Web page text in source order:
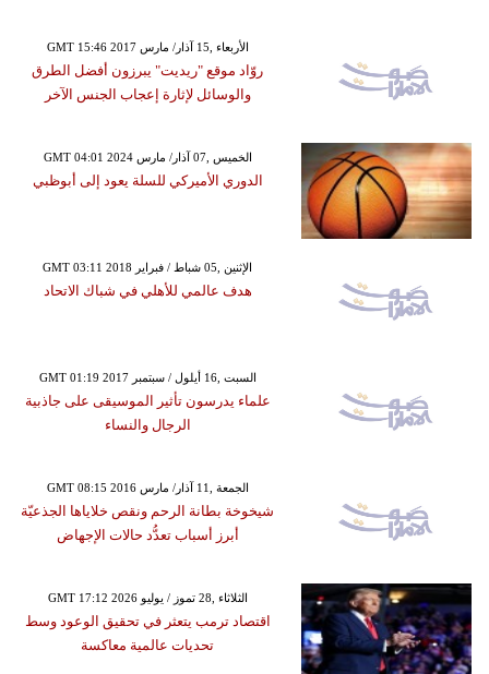
GMT 15:46 2017 الأربعاء ,15 آذار/ مارس
روّاد موقع "ريديت" يبرزون أفضل الطرق
والوسائل لإثارة إعجاب الجنس الآخر
GMT 04:01 2024 الخميس ,07 آذار/ مارس
الدوري الأميركي للسلة يعود إلى أبوظبي
GMT 03:11 2018 الإثنين ,05 شباط / فبراير
هدف عالمي للأهلي في شباك الاتحاد
GMT 01:19 2017 السبت ,16 أيلول / سبتمبر
علماء يدرسون تأثير الموسيقى على جاذبية
الرجال والنساء
GMT 08:15 2016 الجمعة ,11 آذار/ مارس
شيخوخة بطانة الرحم ونقص خلاياها الجذعيّة
أبرز أسباب تعدُّد حالات الإجهاض
GMT 17:12 2026 الثلاثاء ,28 تموز / يوليو
اقتصاد ترمب يتعثر في تحقيق الوعود وسط
تحديات عالمية معاكسة